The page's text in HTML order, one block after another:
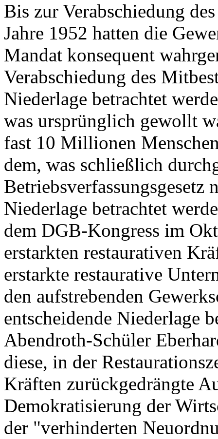
Bis zur Verabschiedung
Jahre 1952 hatten die
Mandat konsequent
Verabschiedung des
Niederlage betrachtet
was ursprünglich gewollt
fast 10 Millionen
dem, was schließlich
Betriebsverfassungsgesetz
Niederlage betrachtet
dem DGB-Kongress im
erstarkten restaurativen
erstarkte restaurative
den aufstrebenden
entscheidende Niederlage
Abendroth-Schüler
diese, in der
Kräften zurückgedrängte
Demokratisierung der
der "verhinderten